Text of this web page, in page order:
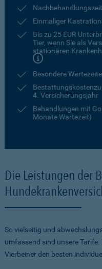
Einmaliger
Bis zu 25 EUR
Tier, wenn Sie als
stationären
Besondere
4. Versicherungsjahr
Behandlungen mit
Monate Wartezeit)
Die Leistungen der
So vielseitig und
umfassend sind unsere
Vierbeiner den besten